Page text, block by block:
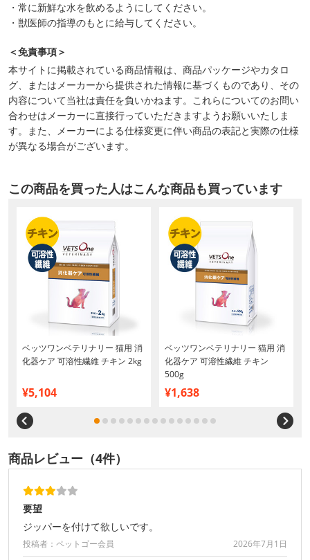
・常に新鮮な水を飲めるようにしてください。
・獣医師の指導のもとに給与してください。
＜免責事項＞
本サイトに掲載されている商品情報は、商品パッケージやカタロ
グ、またはメーカーから提供された情報に基づくものであり、その
内容について当社は責任を負いかねます。これらについてのお問い
合わせはメーカーに直接行っていただきますようお願いいたしま
す。また、メーカーによる仕様変更に伴い商品の表記と実際の仕様
が異なる場合がございます。
この商品を買った人はこんな商品も買っています
ベッツワンベテリナリー 猫用 消
化器ケア 可溶性繊維 チキン 2kg
¥5,104
ベッツワンベテリナリー 猫用 消
化器ケア 可溶性繊維 チキン
500g
¥1,638
商品レビュー（4件）
要望
ジッパーを付けて欲しいです。
投稿者：ペットゴー会員 2026年7月1日